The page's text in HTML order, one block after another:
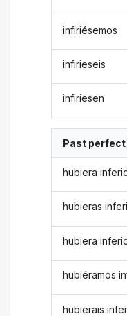
infiriésemos
infirieseis
infiriesen
Past
hubiera
hubieras
hubiera
hubiéramos
hubierais